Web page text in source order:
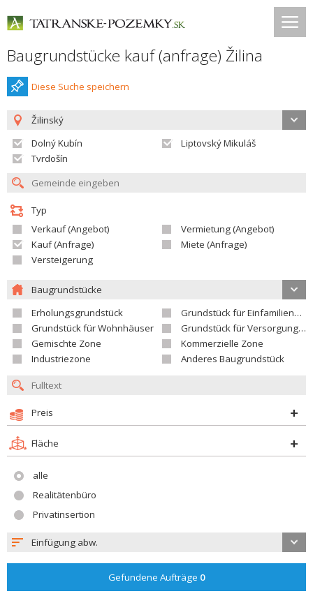
Baugrundstücke kauf (anfrage) Žilina
Diese Suche speichern
Žilinský
Dolný Kubín
Liptovský Mikuláš
Tvrdošín
Typ
Verkauf (Angebot)
Vermietung (Angebot)
Kauf (Anfrage)
Miete (Anfrage)
Versteigerung
Baugrundstücke
Erholungsgrundstück
Grundstück für Einfamilienhäuser
Grundstück für Wohnhäuser
Grundstück für Versorgungseinrichtungen
Gemischte Zone
Kommerzielle Zone
Industriezone
Anderes Baugrundstück
Preis
Fläche
alle
Realitätenbüro
Privatinsertion
Einfügung abw.
Gefundene Aufträge 0